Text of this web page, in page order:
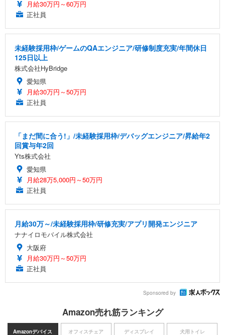
月給30万円～60万円
正社員
未経験採用枠/ゲームのQAエンジニア/研修制度充実/年間休日
125日以上
株式会社HyBridge
愛知県
月給30万円～50万円
正社員
「まだ間に合う!」/未経験採用枠/デバッグエンジニア/昇給年2
回賞与年2回
Yts株式会社
愛知県
月給28万5,000円～50万円
正社員
月給30万～/未経験採用枠/研修充実/アプリ開発エンジニア
ナナイロモバイル株式会社
大阪府
月給30万円～50万円
正社員
Sponsored by
Amazon売れ筋ランキング
Amazonデバイス オフィスチェア ディスプレイ 犬用トイレ